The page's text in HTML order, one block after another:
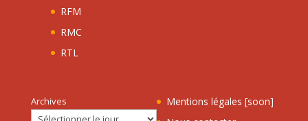
RFM
RMC
RTL
Archives
Mentions légales [soon]